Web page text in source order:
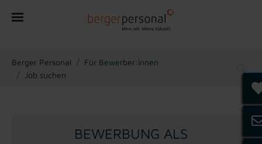
You are here:
Berger Personal
Für Bewerber:innen
Job suchen
BEWERBUNG ALS